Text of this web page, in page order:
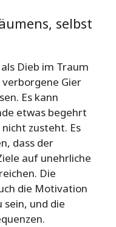
selbst
Dieb im Traum
Gier
Es kann
etwas begehrt
zusteht. Es
dass der
auf unehrliche
Die
die Motivation
sein, und die